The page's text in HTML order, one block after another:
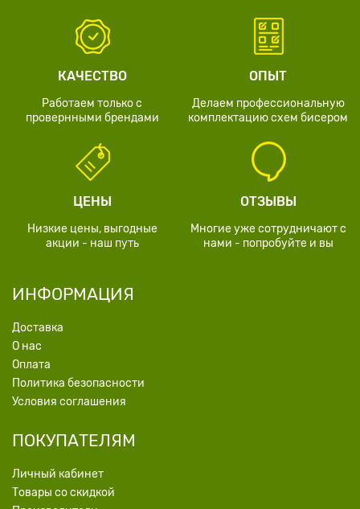
КАЧЕСТВО
Работаем только с
провернными брендами
ОПЫТ
Делаем профессиональную
комплектацию схем бисером
ЦЕНЫ
Низкие цены, выгодные
акции - наш путь
ОТЗЫВЫ
Многие уже сотрудничают с
нами - попробуйте и вы
ИНФОРМАЦИЯ
Доставка
О нас
Оплата
Политика безопасности
Условия соглашения
ПОКУПАТЕЛЯМ
Личный кабинет
Товары со скидкой